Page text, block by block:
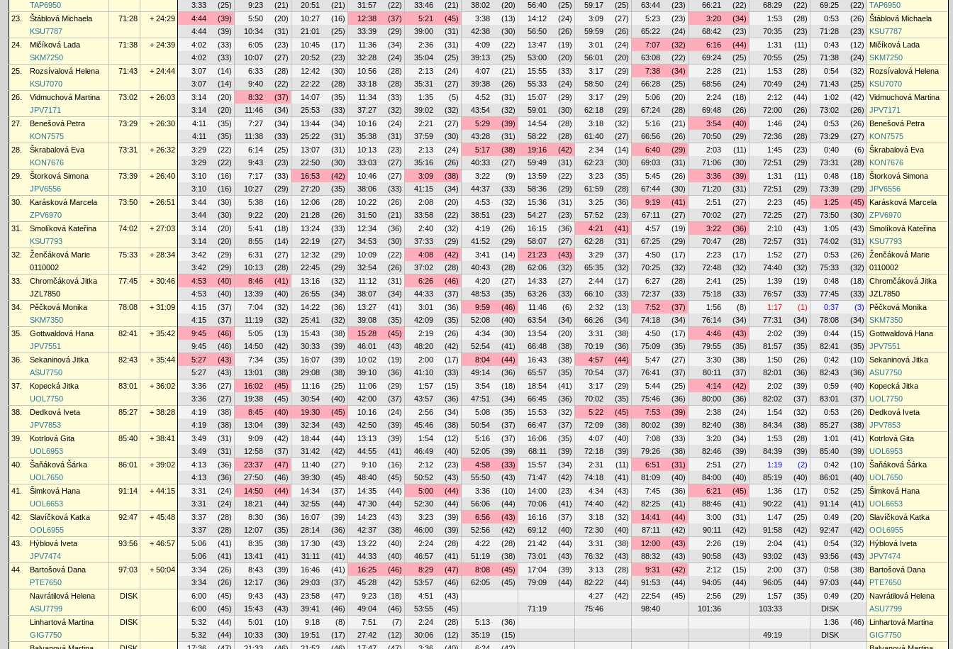
TAP6950
3:33 (25) 9:23 (21) 20:51 (21) 31:57 (22) 33:46 (21) 38:02 (20) 56:40 (25) 59:17 (25) 63:44 (23) 66:21 (22) 68:29 (22) 69:25 (22)
TAP6950
23.
Štáblová Michaela 71:28 + 24:29 4:44 (39) 5:50 (20) 10:27 (16) 12:38 (37) 5:21 (45) 3:38 (13) 14:12 (24) 3:09 (27) 5:23 (23) 3:20 (34) 1:53 (28) 0:53 (26)
Štáblová Michaela
KSU7787
4:44 (39) 10:34 (31) 21:01 (25) 33:39 (29) 39:00 (31) 42:38 (30) 56:50 (26) 59:59 (26) 65:22 (24) 68:42 (23) 70:35 (23) 71:28 (23)
KSU7787
24.
Mičíková Lada 71:38 + 24:39 4:02 (33) 6:05 (23) 10:45 (17) 11:36 (34) 2:36 (31) 4:09 (22) 13:47 (19) 3:01 (24) 7:07 (32) 6:16 (44) 1:31 (11) 0:43 (12)
Mičíková Lada
SKM7250
4:02 (33) 10:07 (27) 20:52 (23) 32:28 (24) 35:04 (25) 39:13 (25) 53:00 (20) 56:01 (20) 63:08 (22) 69:24 (25) 70:55 (25) 71:38 (24)
SKM7250
25.
Rozsívalová Helena 71:43 + 24:44 3:07 (14) 6:33 (28) 12:42 (30) 10:56 (28) 2:13 (24) 4:07 (21) 15:55 (33) 3:17 (29) 7:38 (34) 2:28 (21) 1:53 (28) 0:54 (32)
Rozsívalová Helena
KSU7070
3:07 (14) 9:40 (22) 22:22 (28) 33:18 (28) 35:31 (27) 39:38 (26) 55:33 (24) 58:50 (24) 66:28 (25) 68:56 (24) 70:49 (24) 71:43 (25)
KSU7070
26.
Vidmuchová Martina 73:02 + 26:03 3:14 (20) 8:32 (37) 14:07 (35) 11:34 (33) 1:35 (5) 4:52 (31) 15:07 (29) 3:17 (29) 5:06 (20) 2:24 (18) 2:12 (44) 1:02 (42)
Vidmuchová Martina
JPV7171
3:14 (20) 11:46 (34) 25:53 (33) 37:27 (32) 39:02 (32) 43:54 (32) 59:01 (30) 62:18 (29) 67:24 (28) 69:48 (26) 72:00 (26) 73:02 (26)
JPV7171
27.
Benešová Petra 73:29 + 26:30 4:11 (35) 7:27 (34) 13:44 (34) 10:16 (24) 2:21 (27) 5:29 (39) 14:54 (28) 3:18 (32) 5:16 (21) 3:54 (40) 1:46 (24) 0:53 (26)
Benešová Petra
KON7575
4:11 (35) 11:38 (33) 25:22 (31) 35:38 (31) 37:59 (30) 43:28 (31) 58:22 (28) 61:40 (27) 66:56 (26) 70:50 (29) 72:36 (28) 73:29 (27)
KON7575
28.
Škrabalová Eva 73:31 + 26:32 3:29 (22) 6:14 (25) 13:07 (31) 10:13 (23) 2:13 (24) 5:17 (38) 19:16 (42) 2:34 (14) 6:40 (29) 2:03 (11) 1:45 (23) 0:40 (6)
Škrabalová Eva
KON7676
3:29 (22) 9:43 (23) 22:50 (30) 33:03 (27) 35:16 (26) 40:33 (27) 59:49 (31) 62:23 (30) 69:03 (31) 71:06 (30) 72:51 (29) 73:31 (28)
KON7676
29.
Štorková Simona 73:39 + 26:40 3:10 (16) 7:17 (33) 16:53 (42) 10:46 (27) 3:09 (38) 3:22 (9) 13:59 (22) 3:23 (35) 5:45 (26) 3:36 (39) 1:31 (11) 0:48 (18)
Štorková Simona
JPV6556
3:10 (16) 10:27 (29) 27:20 (35) 38:06 (33) 41:15 (34) 44:37 (33) 58:36 (29) 61:59 (28) 67:44 (30) 71:20 (31) 72:51 (29) 73:39 (29)
JPV6556
30.
Karásková Marcela 73:50 + 26:51 3:44 (30) 5:38 (16) 12:06 (28) 10:22 (26) 2:08 (20) 4:53 (32) 15:36 (31) 3:25 (36) 9:19 (41) 2:51 (27) 2:23 (45) 1:25 (45)
Karásková Marcela
ZPV6970
3:44 (30) 9:22 (20) 21:28 (26) 31:50 (21) 33:58 (22) 38:51 (23) 54:27 (23) 57:52 (23) 67:11 (27) 70:02 (27) 72:25 (27) 73:50 (30)
ZPV6970
31.
Smolíková Kateřina 74:02 + 27:03 3:14 (20) 5:41 (18) 13:24 (33) 12:34 (36) 2:40 (32) 4:19 (26) 16:15 (36) 4:21 (41) 4:57 (19) 3:22 (36) 2:10 (43) 1:05 (43)
Smolíková Kateřina
KSU7793
3:14 (20) 8:55 (14) 22:19 (27) 34:53 (30) 37:33 (29) 41:52 (29) 58:07 (27) 62:28 (31) 67:25 (29) 70:47 (28) 72:57 (31) 74:02 (31)
KSU7793
32.
Ženčáková Marie 75:33 + 28:34 3:42 (29) 6:31 (27) 12:32 (29) 10:09 (22) 4:08 (42) 3:41 (14) 21:23 (43) 3:29 (37) 4:50 (17) 2:23 (17) 1:52 (27) 0:53 (26)
Ženčáková Marie
0110002
3:42 (29) 10:13 (28) 22:45 (29) 32:54 (26) 37:02 (28) 40:43 (28) 62:06 (32) 65:35 (32) 70:25 (32) 72:48 (32) 74:40 (32) 75:33 (32)
0110002
33.
Chromčáková Jitka 77:45 + 30:46 4:53 (40) 8:46 (41) 13:16 (32) 11:12 (31) 6:26 (46) 4:20 (27) 14:33 (27) 2:44 (17) 6:27 (28) 2:41 (25) 1:39 (19) 0:48 (18)
Chromčáková Jitka
JZL7850
4:53 (40) 13:39 (40) 26:55 (34) 38:07 (34) 44:33 (37) 48:53 (35) 63:26 (33) 66:10 (33) 72:37 (33) 75:18 (33) 76:57 (33) 77:45 (33)
JZL7850
34.
Pěčková Monika 78:08 + 31:09 4:15 (37) 7:04 (32) 14:22 (36) 13:27 (41) 3:01 (36) 9:59 (46) 11:46 (6) 2:32 (13) 7:52 (37) 1:56 (8) 1:17 (1) 0:37 (3)
Pěčková Monika
SKM7350
4:15 (37) 11:19 (32) 25:41 (32) 39:08 (35) 42:09 (35) 52:08 (40) 63:54 (34) 66:26 (34) 74:18 (34) 76:14 (34) 77:31 (34) 78:08 (34)
SKM7350
35.
Gottwaldová Hana 82:41 + 35:42 9:45 (46) 5:05 (13) 15:43 (38) 15:28 (45) 2:19 (26) 4:34 (30) 13:54 (20) 3:31 (38) 4:50 (17) 4:46 (43) 2:02 (39) 0:44 (15)
Gottwaldová Hana
JPV7551
9:45 (46) 14:50 (42) 30:33 (39) 46:01 (43) 48:20 (42) 52:54 (41) 66:48 (38) 70:19 (36) 75:09 (35) 79:55 (35) 81:57 (35) 82:41 (35)
JPV7551
36.
Sekaninová Jitka 82:43 + 35:44 5:27 (43) 7:34 (35) 16:07 (39) 10:02 (19) 2:00 (17) 8:04 (44) 16:43 (38) 4:57 (44) 5:47 (27) 3:30 (38) 1:50 (26) 0:42 (10)
Sekaninová Jitka
ASU7750
5:27 (43) 13:01 (38) 29:08 (38) 39:10 (36) 41:10 (33) 49:14 (36) 65:57 (35) 70:54 (37) 76:41 (37) 80:11 (37) 82:01 (36) 82:43 (36)
ASU7750
37.
Kopecká Jitka 83:01 + 36:02 3:36 (27) 16:02 (45) 11:16 (25) 11:06 (29) 1:57 (15) 3:54 (18) 18:54 (41) 3:17 (29) 5:44 (25) 4:14 (42) 2:02 (39) 0:59 (40)
Kopecká Jitka
UOL7750
3:36 (27) 19:38 (45) 30:54 (40) 42:00 (37) 43:57 (36) 47:51 (34) 66:45 (36) 70:02 (35) 75:46 (36) 80:00 (36) 82:02 (37) 83:01 (37)
UOL7750
38.
Dedková Iveta 85:27 + 38:28 4:19 (38) 8:45 (40) 19:30 (45) 10:16 (24) 2:56 (34) 5:08 (35) 15:53 (32) 5:22 (45) 7:53 (39) 2:38 (24) 1:54 (32) 0:53 (26)
Dedková Iveta
JPV7853
4:19 (38) 13:04 (39) 32:34 (43) 42:50 (39) 45:46 (38) 50:54 (37) 66:47 (37) 72:09 (38) 80:02 (39) 82:40 (38) 84:34 (38) 85:27 (38)
JPV7853
39.
Kotrlová Gita 85:40 + 38:41 3:49 (31) 9:09 (42) 18:44 (44) 13:13 (39) 1:54 (12) 5:16 (37) 16:06 (35) 4:07 (40) 7:08 (33) 3:20 (34) 1:53 (28) 1:01 (41)
Kotrlová Gita
UOL6953
3:49 (31) 12:58 (37) 31:42 (42) 44:55 (41) 46:49 (40) 52:05 (39) 68:11 (39) 72:18 (39) 79:26 (38) 82:46 (39) 84:39 (39) 85:40 (39)
UOL6953
40.
Šaňáková Šárka 86:01 + 39:02 4:13 (36) 23:37 (47) 11:40 (27) 9:10 (16) 2:12 (23) 4:58 (33) 15:57 (34) 2:31 (11) 6:51 (31) 2:51 (27) 1:19 (2) 0:42 (10)
Šaňáková Šárka
UOL7650
4:13 (36) 27:50 (46) 39:30 (45) 48:40 (45) 50:52 (43) 55:50 (43) 71:47 (42) 74:18 (41) 81:09 (40) 84:00 (40) 85:19 (40) 86:01 (40)
UOL7650
41.
Šimková Hana 91:14 + 44:15 3:31 (24) 14:50 (44) 14:34 (37) 14:35 (44) 5:00 (44) 3:36 (10) 14:00 (23) 4:34 (43) 7:45 (36) 6:21 (45) 1:36 (17) 0:52 (25)
Šimková Hana
UOL6653
3:31 (24) 18:21 (44) 32:55 (44) 47:30 (44) 52:30 (44) 56:06 (44) 70:06 (41) 74:40 (42) 82:25 (41) 88:46 (41) 90:22 (41) 91:14 (41)
UOL6653
42.
Slavíčková Katka 92:47 + 45:48 3:37 (28) 8:30 (36) 16:07 (39) 14:23 (43) 3:23 (39) 6:56 (43) 16:16 (37) 3:18 (32) 14:41 (44) 3:00 (31) 1:47 (25) 0:49 (20)
Slavíčková Katka
OOL6955
3:37 (28) 12:07 (35) 28:14 (36) 42:37 (38) 46:00 (39) 52:56 (42) 69:12 (40) 72:30 (40) 87:11 (42) 90:11 (42) 91:58 (42) 92:47 (42)
OOL6955
43.
Hýblová Iveta 93:56 + 46:57 5:06 (41) 8:35 (38) 17:30 (43) 13:22 (40) 2:24 (28) 4:22 (28) 21:42 (44) 3:31 (38) 12:00 (43) 2:26 (19) 2:04 (41) 0:54 (32)
Hýblová Iveta
JPV7474
5:06 (41) 13:41 (41) 31:11 (41) 44:33 (40) 46:57 (41) 51:19 (38) 73:01 (43) 76:32 (43) 88:32 (43) 90:58 (43) 93:02 (43) 93:56 (43)
JPV7474
44.
Bartošová Dana 97:03 + 50:04 3:34 (26) 8:43 (39) 16:46 (41) 16:25 (46) 8:29 (47) 8:08 (45) 17:04 (39) 3:13 (28) 9:31 (42) 2:12 (15) 2:00 (37) 0:58 (38)
Bartošová Dana
PTE7650
3:34 (26) 12:17 (36) 29:03 (37) 45:28 (42) 53:57 (46) 62:05 (45) 79:09 (44) 82:22 (44) 91:53 (44) 94:05 (44) 96:05 (44) 97:03 (44)
PTE7650
Navrátilová Helena
DISK 6:00 (45) 9:43 (43) 23:58 (47) 9:23 (18) 4:51 (43) 4:27 (42) 22:54 (45) 2:56 (29) 1:57 (35) 0:49 (20)
Navrátilová Helena
ASU7799
6:00 (45) 15:43 (43) 39:41 (46) 49:04 (46) 53:55 (45) 71:19 75:46 98:40 101:36 103:33 DISK
ASU7799
Linhartová Martina
DISK 5:32 (44) 5:01 (10) 9:18 (8) 7:51 (7) 2:24 (28) 5:13 (36) 1:36 (46)
Linhartová Martina
GIG7750
5:32 (44) 10:33 (30) 19:51 (17) 27:42 (12) 30:06 (12) 35:19 (15) 49:19 DISK
GIG7750